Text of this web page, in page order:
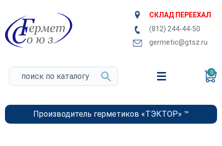
СКЛАД ПЕРЕЕХАЛ
(812) 244-44-50
germetic@gtsz.ru
0
Производитель герметиков «ТЭКТОР» ™